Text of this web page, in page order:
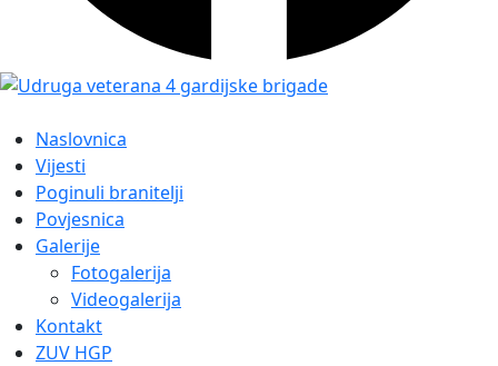
Naslovnica
Vijesti
Poginuli branitelji
Povjesnica
Galerije
Fotogalerija
Videogalerija
Kontakt
ZUV HGP